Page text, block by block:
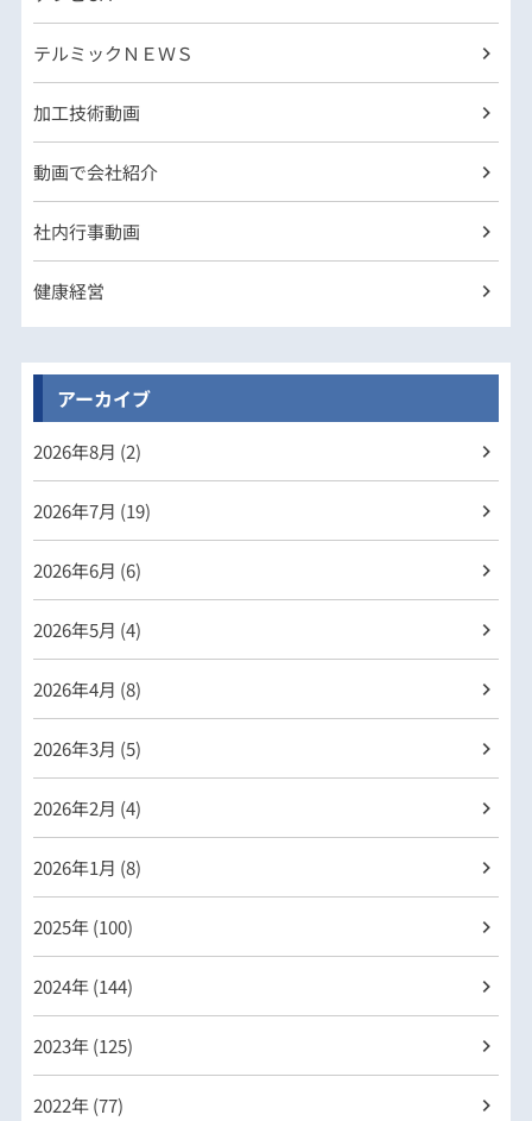
テルミックＮＥＷＳ
加工技術動画
動画で会社紹介
社内行事動画
健康経営
アーカイブ
2026年8月 (2)
2026年7月 (19)
2026年6月 (6)
2026年5月 (4)
2026年4月 (8)
2026年3月 (5)
2026年2月 (4)
2026年1月 (8)
2025年 (100)
2024年 (144)
2023年 (125)
2022年 (77)